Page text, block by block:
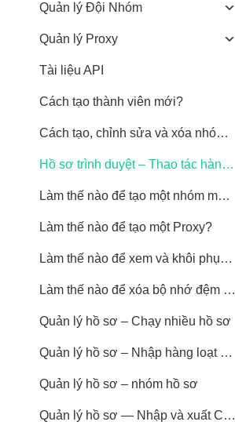
Quản lý Đội Nhóm
Quản lý Proxy
Tài liệu API
Cách tạo thành viên mới?
Cách tạo, chỉnh sửa và xóa nhóm hồ sơ như thế nào?
Hồ sơ trình duyệt – Thao tác hàng loạt
Làm thế nào để tạo một nhóm mới?
Làm thế nào để tạo một Proxy?
Làm thế nào để xem và khôi phục các hồ sơ trình duyệt đã xóa?
Làm thế nào để xóa bộ nhớ đệm của hồ sơ trình duyệt?
Quản lý hồ sơ – Chạy nhiều hồ sơ
Quản lý hồ sơ – Nhập hàng loạt hồ sơ
Quản lý hồ sơ – nhóm hồ sơ
Quản lý hồ sơ — Nhập và xuất Cookies